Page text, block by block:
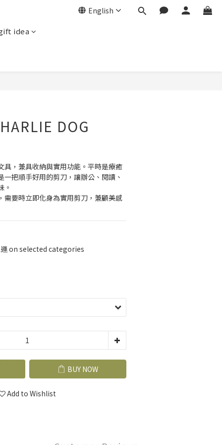
English
idea
DOG
具，兼具收納與實用功能。平時是療癒
一把順手好用的剪刀，讓辦公、閱讀、
。
需要時立即化身為實用剪刀，兼顧美感
on selected categories
BUY NOW
Add to Wishlist